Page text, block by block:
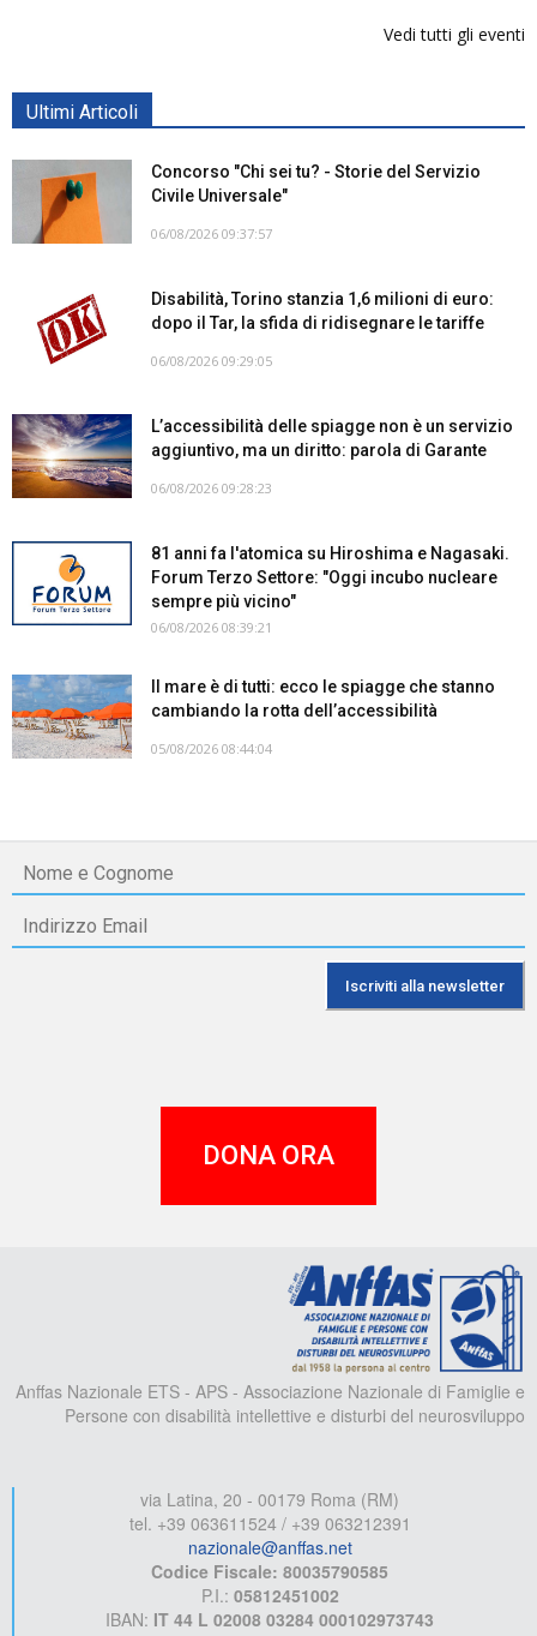
Vedi tutti gli eventi
Ultimi Articoli
Concorso "Chi sei tu? - Storie del Servizio
Civile Universale"
06/08/2026 09:37:57
Disabilità, Torino stanzia 1,6 milioni di euro:
dopo il Tar, la sfida di ridisegnare le tariffe
06/08/2026 09:29:05
L’accessibilità delle spiagge non è un servizio
aggiuntivo, ma un diritto: parola di Garante
06/08/2026 09:28:23
81 anni fa l'atomica su Hiroshima e Nagasaki.
Forum Terzo Settore: "Oggi incubo nucleare
sempre più vicino"
06/08/2026 08:39:21
Il mare è di tutti: ecco le spiagge che stanno
cambiando la rotta dell’accessibilità
05/08/2026 08:44:04
DONA ORA
Anffas Nazionale ETS - APS - Associazione Nazionale di Famiglie e
Persone con disabilità intellettive e disturbi del neurosviluppo
via Latina, 20 - 00179 Roma (RM)
tel. +39 063611524 / +39 063212391
nazionale@anffas.net
Codice Fiscale: 80035790585
P.I.: 05812451002
IBAN: IT 44 L 02008 03284 000102973743